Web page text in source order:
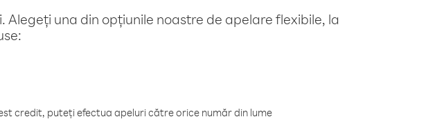
una din opțiunile noastre de apelare flexibile, la
credit, puteți efectua apeluri către orice număr din lume